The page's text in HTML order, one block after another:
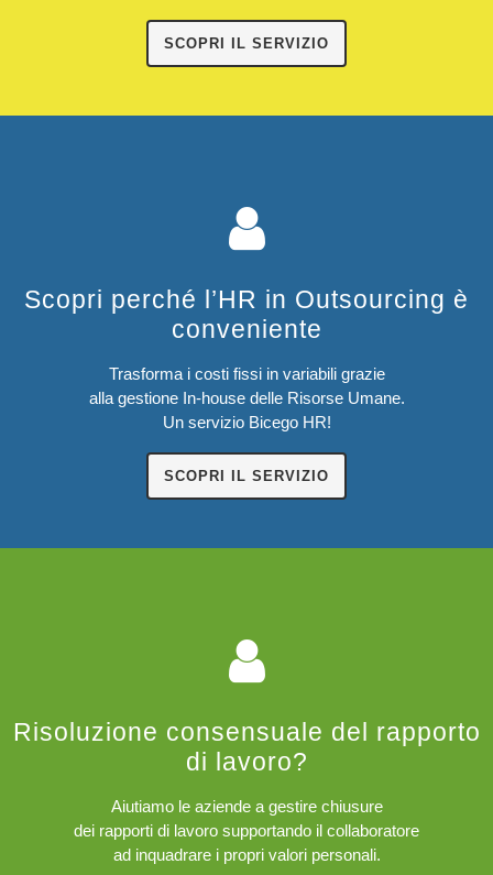
SCOPRI IL SERVIZIO
Scopri perché l’HR in Outsourcing è
conveniente
Trasforma i costi fissi in variabili grazie
alla gestione In-house delle Risorse Umane.
Un servizio Bicego HR!
SCOPRI IL SERVIZIO
Risoluzione consensuale del rapporto
di lavoro?
Aiutiamo le aziende a gestire chiusure
dei rapporti di lavoro supportando il collaboratore
ad inquadrare i propri valori personali.